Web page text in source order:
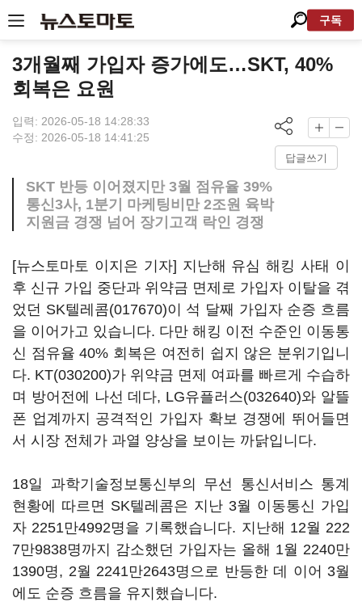
구독
3개월째 가입자 증가에도…SKT, 40%
회복은 요원
입력: 2026-05-18 14:28:33
수정: 2026-05-18 14:41:25
답글쓰기
SKT 반등 이어졌지만 3월 점유율 39%
통신3사, 1분기 마케팅비만 2조원 육박
지원금 경쟁 넘어 장기고객 락인 경쟁
[뉴스토마토 이지은 기자] 지난해 유심 해킹 사태 이
후 신규 가입 중단과 위약금 면제로 가입자 이탈을 겪
었던 SK텔레콤(017670)이 석 달째 가입자 순증 흐름
을 이어가고 있습니다. 다만 해킹 이전 수준인 이동통
신 점유율 40% 회복은 여전히 쉽지 않은 분위기입니
다. KT(030200)가 위약금 면제 여파를 빠르게 수습하
며 방어전에 나선 데다, LG유플러스(032640)와 알뜰
폰 업계까지 공격적인 가입자 확보 경쟁에 뛰어들면
서 시장 전체가 과열 양상을 보이는 까닭입니다.
18일 과학기술정보통신부의 무선 통신서비스 통계
현황에 따르면 SK텔레콤은 지난 3월 이동통신 가입
자 2251만4992명을 기록했습니다. 지난해 12월 222
7만9838명까지 감소했던 가입자는 올해 1월 2240만
1390명, 2월 2241만2643명으로 반등한 데 이어 3월
에도 순증 흐름을 유지했습니다.